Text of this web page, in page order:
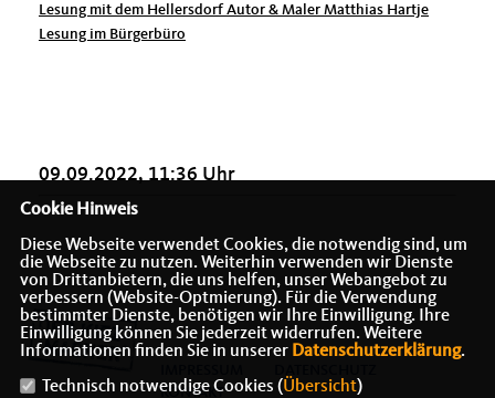
Lesung mit dem Hellersdorf Autor & Maler Matthias Hartje
Lesung im Bürgerbüro
09.09.2022, 11:36 Uhr
KONTAKT
Cookie Hinweis
Diese Webseite verwendet Cookies, die notwendig sind, um
die Webseite zu nutzen. Weiterhin verwenden wir Dienste
von Drittanbietern, die uns helfen, unser Webangebot zu
verbessern (Website-Optmierung). Für die Verwendung
bestimmter Dienste, benötigen wir Ihre Einwilligung. Ihre
Einwilligung können Sie jederzeit widerrufen. Weitere
Informationen finden Sie in unserer Datenschutzerklärung.
Technisch notwendige Cookies (Übersicht)